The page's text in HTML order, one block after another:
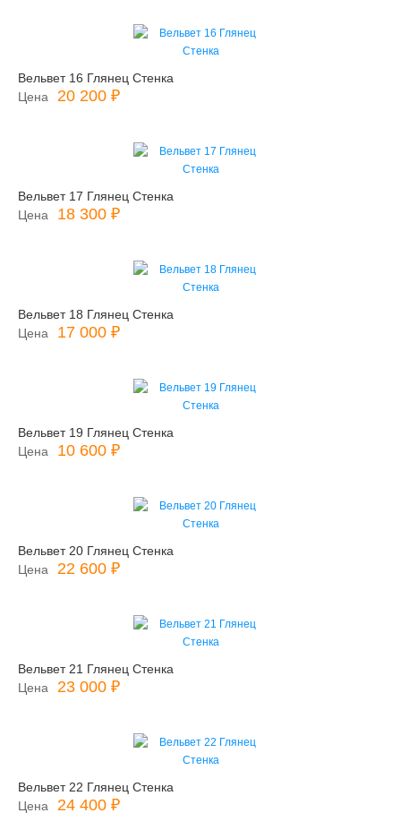
Вельвет 16 Глянец Стенка
Цена
20 200 ₽
Вельвет 17 Глянец Стенка
Цена
18 300 ₽
Вельвет 18 Глянец Стенка
Цена
17 000 ₽
Вельвет 19 Глянец Стенка
Цена
10 600 ₽
Вельвет 20 Глянец Стенка
Цена
22 600 ₽
Вельвет 21 Глянец Стенка
Цена
23 000 ₽
Вельвет 22 Глянец Стенка
Цена
24 400 ₽